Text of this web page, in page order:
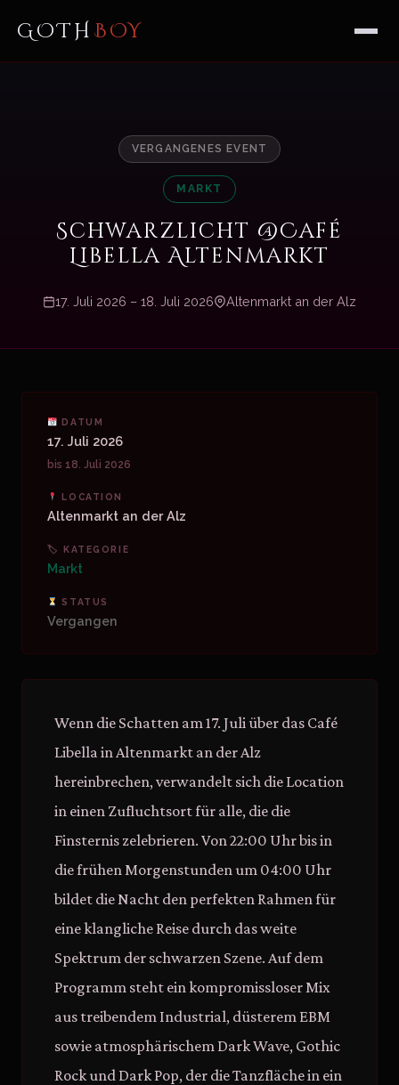
GOTH BOY
VERGANGENES EVENT
MARKT
Schwarzlicht @Café
Libella Altenmarkt
17. Juli 2026 – 18. Juli 2026 Altenmarkt an der Alz
DATUM
17. Juli 2026
bis 18. Juli 2026
LOCATION
Altenmarkt an der Alz
🏷 KATEGORIE
Markt
STATUS
Vergangen
Wenn die Schatten am 17. Juli über das Café
Libella in Altenmarkt an der Alz
hereinbrechen, verwandelt sich die Location
in einen Zufluchtsort für alle, die die
Finsternis zelebrieren. Von 22:00 Uhr bis in
die frühen Morgenstunden um 04:00 Uhr
bildet die Nacht den perfekten Rahmen für
eine klangliche Reise durch das weite
Spektrum der schwarzen Szene. Auf dem
Programm steht ein kompromissloser Mix
aus treibendem Industrial, düsterem EBM
sowie atmosphärischem Dark Wave, Gothic
Rock und Dark Pop, der die Tanzfläche in ein